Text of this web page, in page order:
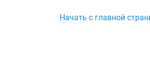
Начать с главной